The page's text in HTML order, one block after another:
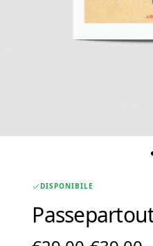
DISPONIBILE